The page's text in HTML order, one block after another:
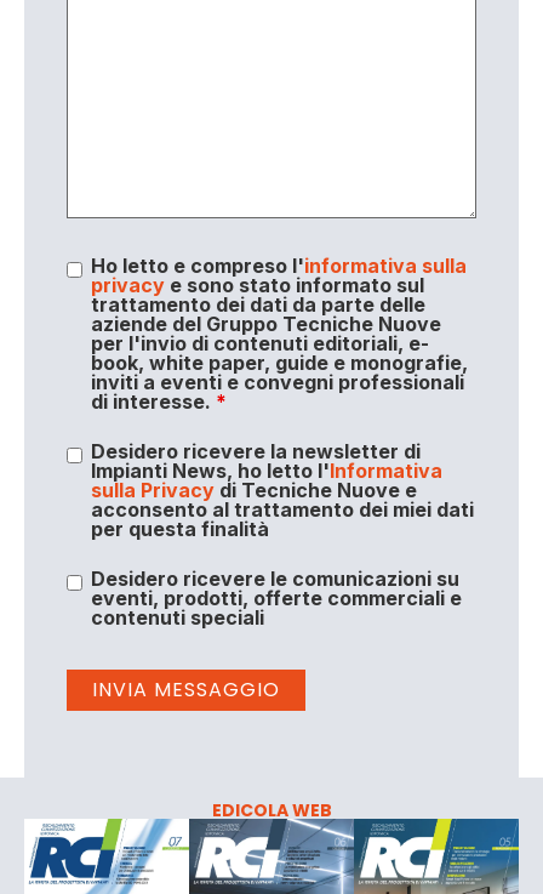
Ho letto e compreso l'informativa sulla
privacye sono stato informato sul
trattamento dei dati da parte delle
aziende del Gruppo Tecniche Nuove
per l'invio di contenuti editoriali, e-
book, white paper, guide e monografie,
inviti a eventi e convegni professionali
di interesse. *
Desidero ricevere la newsletter di
Impianti News, ho letto l'Informativa
sulla Privacydi Tecniche Nuove e
acconsento al trattamento dei miei dati
per questa finalità
Desidero ricevere le comunicazioni su
eventi, prodotti, offerte commerciali e
contenuti speciali
EDICOLA WEB